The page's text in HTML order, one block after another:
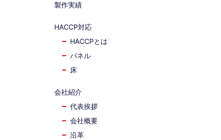
製作実績
HACCP対応
HACCPとは
パネル
床
会社紹介
代表挨拶
会社概要
沿革